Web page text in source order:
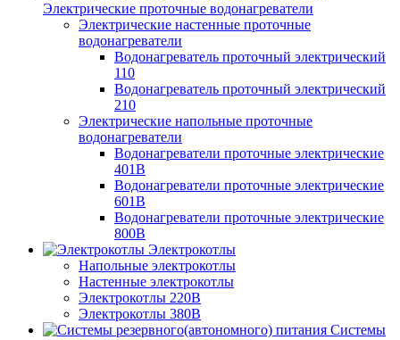
Электрические проточные водонагреватели
Электрические настенные проточные
водонагреватели
Водонагреватель проточный электрический
110
Водонагреватель проточный электрический
210
Электрические напольные проточные
водонагреватели
Водонагреватели проточные электрические
401В
Водонагреватели проточные электрические
601В
Водонагреватели проточные электрические
800В
Электрокотлы
Напольные электрокотлы
Настенные электрокотлы
Электрокотлы 220В
Электрокотлы 380В
Системы